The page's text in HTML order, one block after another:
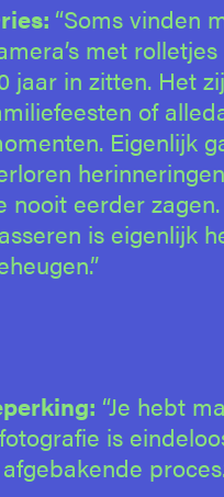
“Soms vinden
met
jaar in zitten. Het
of
Eigenlijk
nooit eerder
is eigenlijk
“Je hebt
is